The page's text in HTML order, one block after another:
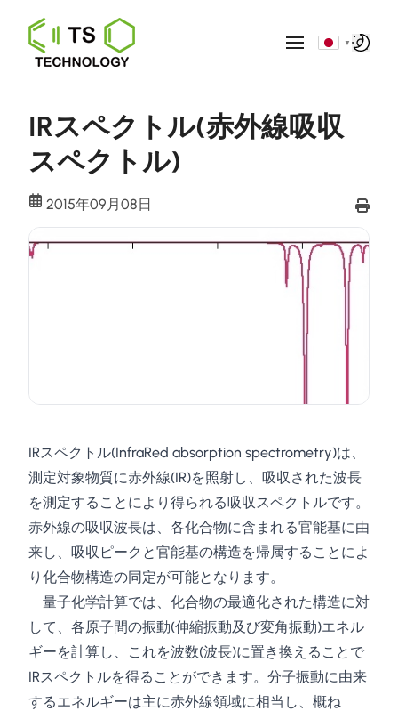
▼
IRスペクトル(赤外線吸収
スペクトル)
2015年09月08日
IRスペクトル(InfraRed absorption spectrometry)は、
測定対象物質に赤外線(IR)を照射し、吸収された波長
を測定することにより得られる吸収スペクトルです。
赤外線の吸収波長は、各化合物に含まれる官能基に由
来し、吸収ピークと官能基の構造を帰属することによ
り化合物構造の同定が可能となります。
量子化学計算では、化合物の最適化された構造に対
して、各原子間の振動(伸縮振動及び変角振動)エネル
ギーを計算し、これを波数(波長)に置き換えることで
IRスペクトルを得ることができます。分子振動に由来
するエネルギーは主に赤外線領域に相当し、概ね